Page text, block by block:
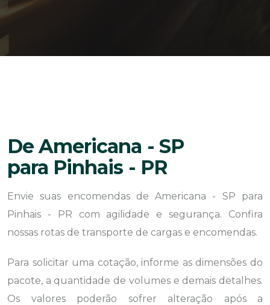
De Americana - SP
para Pinhais - PR
Envie suas encomendas de Americana - SP para
Pinhais - PR com agilidade e segurança. Confira
nossas rotas de transporte de cargas e encomendas.
Para solicitar uma cotação, informe as dimensões do
pacote, a quantidade de volumes e demais detalhes.
Os valores poderão sofrer alteração após a